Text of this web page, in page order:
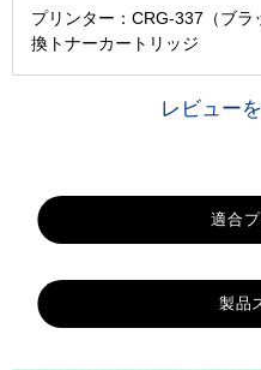
プリンター：CRG-337（ブ
換トナーカートリッジ
レビュー
製品スペック